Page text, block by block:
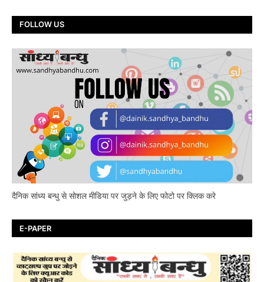
FOLLOW US
दैनिक सांध्य बन्धु से सोशल मीडिया पर जुड़ने के लिए फोटो पर क्लिक करे
E-PAPER